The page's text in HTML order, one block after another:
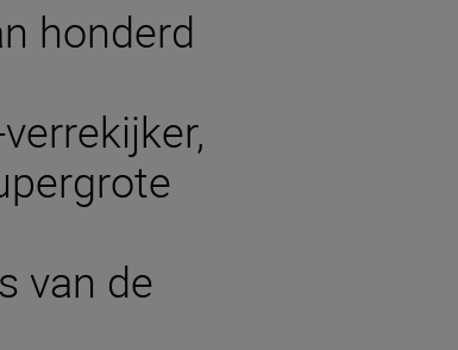
honderd
van de